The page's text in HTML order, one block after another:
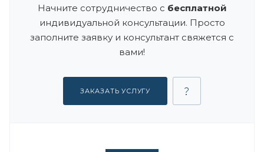
Начните сотрудничество с бесплатной
индивидуальной консультации. Просто
заполните заявку и консультант свяжется с
вами!
ЗАКАЗАТЬ УСЛУГУ